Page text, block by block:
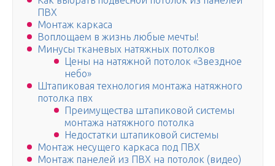
ПВХ
Монтаж каркаса
Воплощаем в жизнь любые мечты!
Минусы тканевых натяжных потолков
Цены на натяжной потолок «Звездное
небо»
Штапиковая технология монтажа натяжного
потолка пвх
Преимущества штапиковой системы
монтажа натяжного потолка
Недостатки штапиковой системы
Монтаж несущего каркаса под ПВХ
Монтаж панелей из ПВХ на потолок (видео)